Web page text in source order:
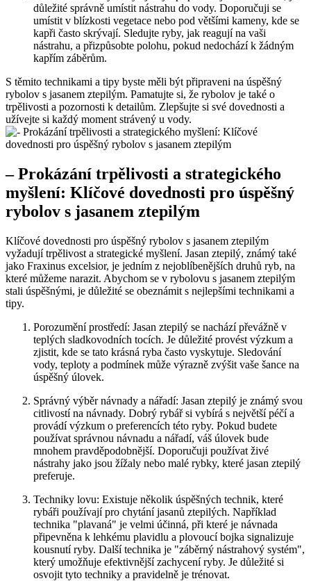
důležité správně⁣ umístit nástrahu do ​vody. Doporučuji se
umístit v blízkosti vegetace nebo pod většími kameny, kde se
kapři⁢ často skrývají. Sledujte‍ ryby, ⁤jak reagují ⁢na vaši
nástrahu,⁣ a přizpůsobte polohu, pokud nedochází ‌k žádným
kapřím záběrům.
S‌ těmito technikami ​a tipy byste měli být připraveni na úspěšný
rybolov s ⁣jasanem ztepilým. Pamatujte si, že rybolov je také o
trpělivosti a pozornosti k detailům. Zlepšujte si své dovednosti a
užívejte si každý moment‍ strávený u vody.
– Prokázání trpělivosti a strategického
myšlení: Klíčové dovednosti pro úspěšný
rybolov s jasanem ztepilým
Klíčové dovednosti pro úspěšný rybolov s jasanem ztepilým
vyžadují trpělivost a strategické myšlení.‍ Jasan ztepilý, známý také
jako Fraxinus excelsior, je jedním ⁣z nejoblíbenějších druhů ryb, na
které můžeme narazit. Abychom ⁢se v rybolovu⁢ s jasanem ⁤ztepilým
stali⁢ úspěšnými, je důležité se obeznámit s nejlepšími technikami a
tipy.
Porozumění prostředí: Jasan ztepilý se nachází převážně ⁣v
teplých sladkovodních tocích. Je důležité provést výzkum a
zjistit, kde se tato krásná ryba často vyskytuje. Sledování
vody, teploty a podmínek může výrazně zvýšit vaše šance na
úspěšný úlovek.
Správný ‍výběr⁤ návnady a nářadí: Jasan ztepilý je známý svou
citlivostí na návnady. Dobrý rybář si vybírá s největší péčí a
provádí výzkum o ​preferencích této ryby. Pokud budete
používat správnou návnadu a nářadí, ⁣váš úlovek bude
mnohem pravděpodobnější. Doporučuji používat​ živé
nástrahy jako jsou žížaly nebo malé rybky, které ​jasan ztepilý
preferuje.
Techniky lovu: Existuje několik úspěšných ⁢technik, které
rybáři používají pro chytání jasanů ztepilých. Například
technika⁣ "plavaná" je velmi účinná, při které je návnada
připevněna k lehkému plavidlu a plovoucí bojka signalizuje
kousnutí ryby. Další technika je⁤ "záběrný nástrahový systém",
který umožňuje efektivnější zachycení ⁢ryby. Je důležité si
osvojit tyto techniky a pravidelně je trénovat.